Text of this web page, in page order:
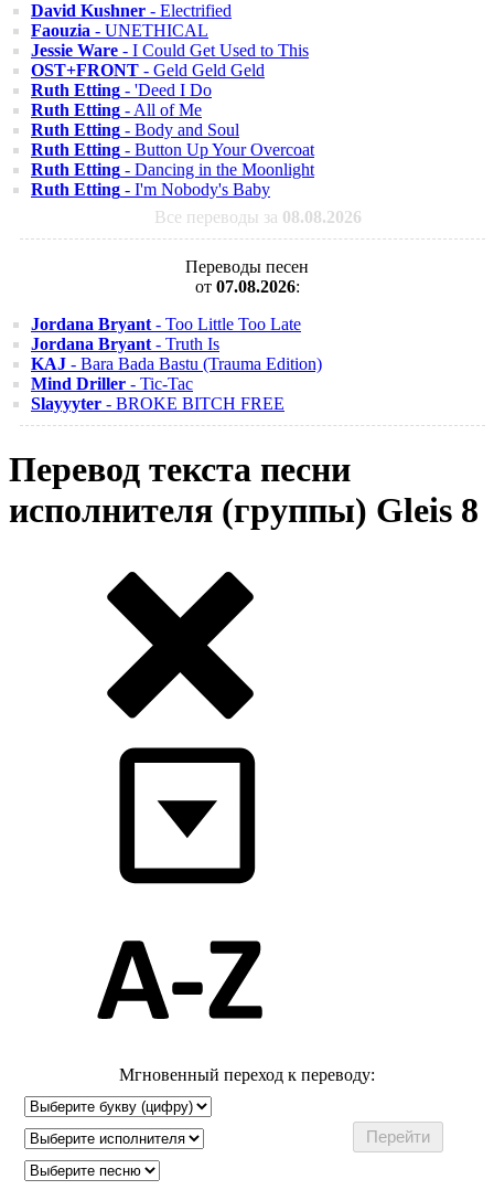
David Kushner - Electrified
Faouzia - UNETHICAL
Jessie Ware - I Could Get Used to This
OST+FRONT - Geld Geld Geld
Ruth Etting - 'Deed I Do
Ruth Etting - All of Me
Ruth Etting - Body and Soul
Ruth Etting - Button Up Your Overcoat
Ruth Etting - Dancing in the Moonlight
Ruth Etting - I'm Nobody's Baby
Все переводы за 08.08.2026
Переводы песен
от 07.08.2026:
Jordana Bryant - Too Little Too Late
Jordana Bryant - Truth Is
KAJ - Bara Bada Bastu (Trauma Edition)
Mind Driller - Tic-Tac
Slayyyter - BROKE BITCH FREE
Перевод текста песни
исполнителя (группы) Gleis 8
Мгновенный переход к переводу: